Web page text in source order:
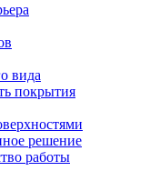
вида
покрытия
решение
работы